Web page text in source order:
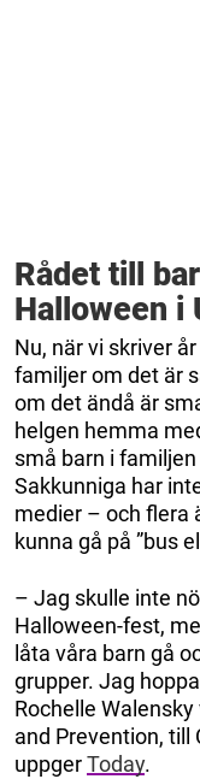
Rådet till
Halloween i
Nu, när vi skriver
familjer om det är
om det ändå är
helgen hemma
små barn i
Sakkunniga har
medier – och flera
kunna gå på ”bus
– Jag skulle inte
Halloween-fest,
låta våra barn gå
grupper. Jag
Rochelle
and Prevention, till
uppgerToday.